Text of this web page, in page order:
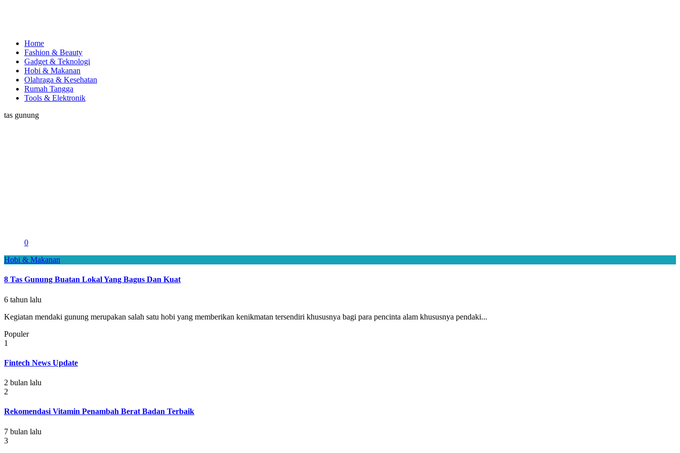
Home
Fashion & Beauty
Gadget & Teknologi
Hobi & Makanan
Olahraga & Kesehatan
Rumah Tangga
Tools & Elektronik
tas gunung
0
Hobi & Makanan
8 Tas Gunung Buatan Lokal Yang Bagus Dan Kuat
6 tahun lalu
Kegiatan mendaki gunung merupakan salah satu hobi yang memberikan kenikmatan tersendiri khususnya bagi para pencinta alam khususnya pendaki...
Populer
1
Fintech News Update
2 bulan lalu
2
Rekomendasi Vitamin Penambah Berat Badan Terbaik
7 bulan lalu
3